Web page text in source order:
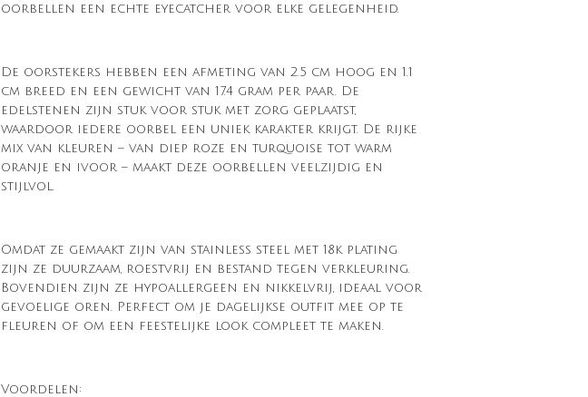
oorbellen een echte eyecatcher voor elke gelegenheid.
De oorstekers hebben een afmeting van 2.5 cm hoog en 1.1
cm breed en een gewicht van 17.4 gram per paar. De
edelstenen zijn stuk voor stuk met zorg geplaatst,
waardoor iedere oorbel een uniek karakter krijgt. De rijke
mix van kleuren – van diep roze en turquoise tot warm
oranje en ivoor – maakt deze oorbellen veelzijdig en
stijlvol.
Omdat ze gemaakt zijn van stainless steel met 18k plating
zijn ze duurzaam, roestvrij en bestand tegen verkleuring.
Bovendien zijn ze hypoallergeen en nikkelvrij, ideaal voor
gevoelige oren. Perfect om je dagelijkse outfit mee op te
fleuren of om een feestelijke look compleet te maken.
Voordelen: